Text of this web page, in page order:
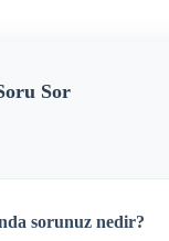
Sor
sorunuz nedir?